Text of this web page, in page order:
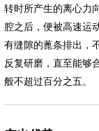
转时所产生的离心力
腔之后，便被高速运
有缝隙的蓖条排出，
反复研磨，直至能够
般不超过百分之五。